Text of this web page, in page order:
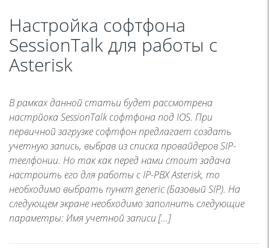
Настройка софтфона
SessionTalk для работы с
Asterisk
В рамках данной статьи будет рассмотрена
настрйока SessionTalk софтфона под IOS. При
первичной загрузке софтфон предлагает создать
учетную запись, выбрав из списка провайдеров SIP-
теелфонии. Но так как перед нами стоит задача
настроить его для работы с IP-PBX Asterisk, то
необходимо выбрать пункт generic (Базовый SIP). На
следующем экране необходимо заполнить следующие
параметры: Имя учетной записи […]